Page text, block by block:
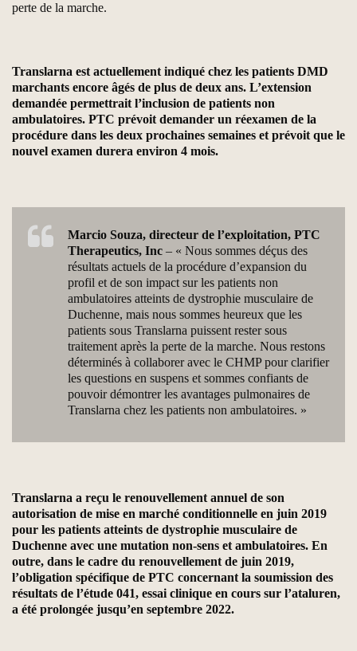
perte de la marche.
Translarna est actuellement indiqué chez les patients DMD
marchants encore âgés de plus de deux ans. L’extension
demandée permettrait l’inclusion de patients non
ambulatoires. PTC prévoit demander un réexamen de la
procédure dans les deux prochaines semaines et prévoit que le
nouvel examen durera environ 4 mois.
Marcio Souza, directeur de l’exploitation, PTC
Therapeutics, Inc – « Nous sommes déçus des
résultats actuels de la procédure d’expansion du
profil et de son impact sur les patients non
ambulatoires atteints de dystrophie musculaire de
Duchenne, mais nous sommes heureux que les
patients sous Translarna puissent rester sous
traitement après la perte de la marche. Nous restons
déterminés à collaborer avec le CHMP pour clarifier
les questions en suspens et sommes confiants de
pouvoir démontrer les avantages pulmonaires de
Translarna chez les patients non ambulatoires. »
Translarna a reçu le renouvellement annuel de son
autorisation de mise en marché conditionnelle en juin 2019
pour les patients atteints de dystrophie musculaire de
Duchenne avec une mutation non-sens et ambulatoires. En
outre, dans le cadre du renouvellement de juin 2019,
l’obligation spécifique de PTC concernant la soumission des
résultats de l’étude 041, essai clinique en cours sur l’ataluren,
a été prolongée jusqu’en septembre 2022.